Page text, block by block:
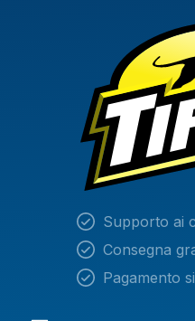
Supporto ai
Consegna
Pagamento